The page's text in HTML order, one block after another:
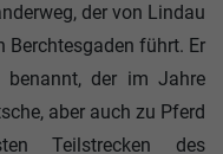
der von Lindau
Berchtesgaden führt. Er
der im Jahre
aber auch zu Pferd
Teilstrecken des